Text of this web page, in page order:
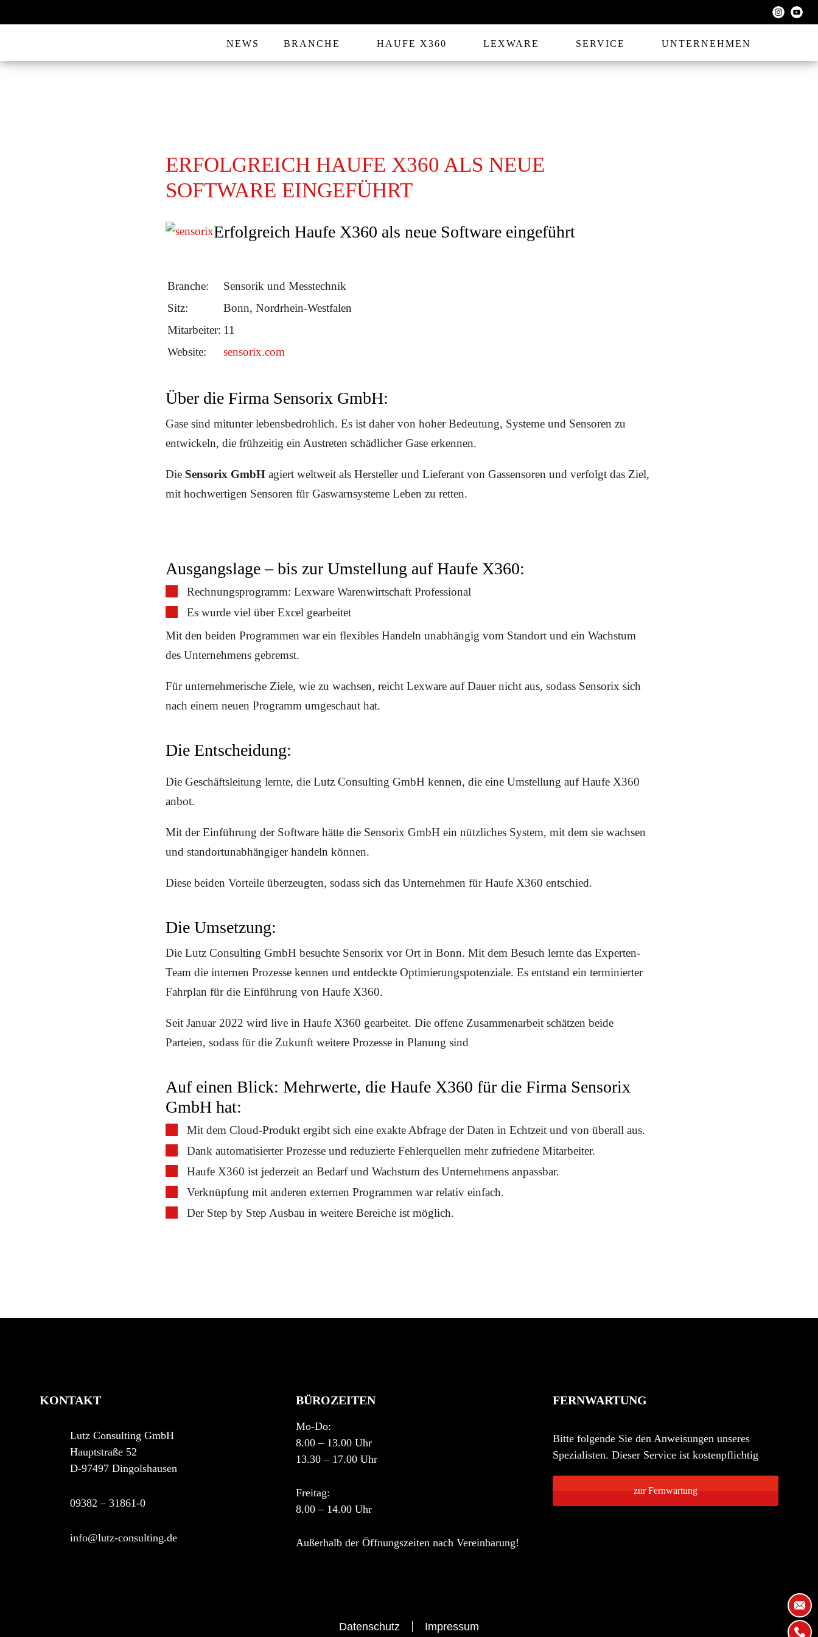
NEWS BRANCHE HAUFE X360 LEXWARE SERVICE UNTERNEHMEN
ERFOLGREICH HAUFE X360 ALS NEUE
SOFTWARE EINGEFÜHRT
Erfolgreich Haufe X360 als neue Software eingeführt
Branche:
Sensorik und Messtechnik
Sitz:
Bonn, Nordrhein-Westfalen
Mitarbeiter: 11
Website:
sensorix.com
Über die Firma Sensorix GmbH:
Gase sind mitunter lebensbedrohlich. Es ist daher von hoher Bedeutung, Systeme und Sensoren zu
entwickeln, die frühzeitig ein Austreten schädlicher Gase erkennen.
Die Sensorix GmbH agiert weltweit als Hersteller und Lieferant von Gassensoren und verfolgt das Ziel,
mit hochwertigen Sensoren für Gaswarnsysteme Leben zu retten.
Ausgangslage – bis zur Umstellung auf Haufe X360:
Rechnungsprogramm: Lexware Warenwirtschaft Professional
Es wurde viel über Excel gearbeitet
Mit den beiden Programmen war ein flexibles Handeln unabhängig vom Standort und ein Wachstum
des Unternehmens gebremst.
Für unternehmerische Ziele, wie zu wachsen, reicht Lexware auf Dauer nicht aus, sodass Sensorix sich
nach einem neuen Programm umgeschaut hat.
Die Entscheidung:
Die Geschäftsleitung lernte, die Lutz Consulting GmbH kennen, die eine Umstellung auf Haufe X360
anbot.
Mit der Einführung der Software hätte die Sensorix GmbH ein nützliches System, mit dem sie wachsen
und standortunabhängiger handeln können.
Diese beiden Vorteile überzeugten, sodass sich das Unternehmen für Haufe X360 entschied.
Die Umsetzung:
Die Lutz Consulting GmbH besuchte Sensorix vor Ort in Bonn. Mit dem Besuch lernte das Experten-
Team die internen Prozesse kennen und entdeckte Optimierungspotenziale. Es entstand ein terminierter
Fahrplan für die Einführung von Haufe X360.
Seit Januar 2022 wird live in Haufe X360 gearbeitet. Die offene Zusammenarbeit schätzen beide
Parteien, sodass für die Zukunft weitere Prozesse in Planung sind
Auf einen Blick: Mehrwerte, die Haufe X360 für die Firma Sensorix
GmbH hat:
Mit dem Cloud-Produkt ergibt sich eine exakte Abfrage der Daten in Echtzeit und von überall aus.
Dank automatisierter Prozesse und reduzierte Fehlerquellen mehr zufriedene Mitarbeiter.
Haufe X360 ist jederzeit an Bedarf und Wachstum des Unternehmens anpassbar.
Verknüpfung mit anderen externen Programmen war relativ einfach.
Der Step by Step Ausbau in weitere Bereiche ist möglich.
KONTAKT
Lutz Consulting GmbH
Hauptstraße 52
D-97497 Dingolshausen
09382 – 31861-0
info@lutz-consulting.de
BÜROZEITEN
Mo-Do:
8.00 – 13.00 Uhr
13.30 – 17.00 Uhr
Freitag:
8.00 – 14.00 Uhr
Außerhalb der Öffnungszeiten nach Vereinbarung!
FERNWARTUNG
Bitte folgende Sie den Anweisungen unseres
Spezialisten. Dieser Service ist kostenpflichtig
zur Fernwartung
Datenschutz
Impressum